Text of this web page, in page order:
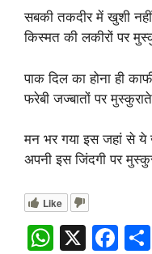
सबकी तकदीर में खुशी
किस्मत की लकीरों पर
पाक दिल का होना ही
फरेबी जज्बातों पर
मन भर गया इस जहां से ये
अपनी इस जिंदगी पर
Like
W X
F